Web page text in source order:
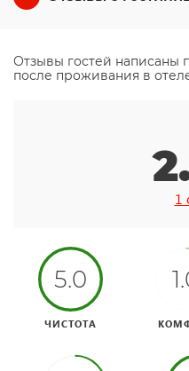
Отзывы гостей написаны
после проживания в
1
5.0
ЧИСТОТА